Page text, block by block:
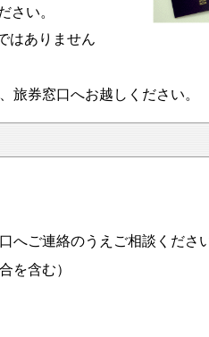
さい。
はありません
旅券窓口へお越しください。
ご連絡のうえご相談ください
を含む）